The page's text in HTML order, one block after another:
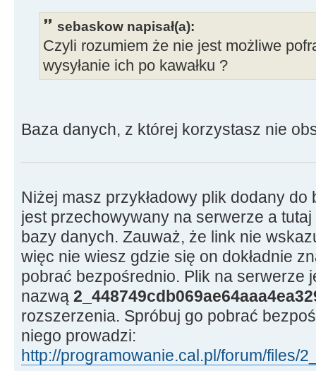
sebaskow napisał(a):
Czyli rozumiem że nie jest możliwe
wysyłanie ich po kawałku ?
Baza danych, z której korzystasz nie
Niżej masz przykładowy plik dodany
jest przechowywany na serwerze a
bazy danych. Zauważ, że link nie
więc nie wiesz gdzie się on dokładnie
pobrać bezpośrednio. Plik na serwerze
nazwą
rozszerzenia. Spróbuj go pobrać
niego prowadzi:
http://programowanie.cal.pl/forum/files/